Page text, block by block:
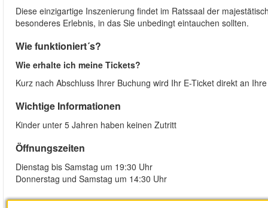
Diese einzigartige Inszenierung findet im Ratssaal der
besonderes Erlebnis, in das Sie unbedingt eintauchen sollten.
Wie funktioniert´s?
Wie erhalte ich meine Tickets?
Kurz nach Abschluss Ihrer Buchung wird Ihr E-Ticket direkt an
Wichtige Informationen
Kinder unter 5 Jahren haben keinen Zutritt
Öffnungszeiten
Dienstag bis Samstag um 19:30 Uhr
Donnerstag und Samstag um 14:30 Uhr